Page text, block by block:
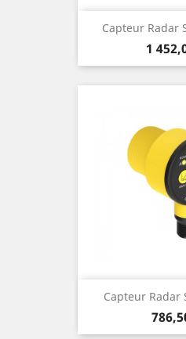
Capteur Radar
Prix
1
Capteur Radar
Prix